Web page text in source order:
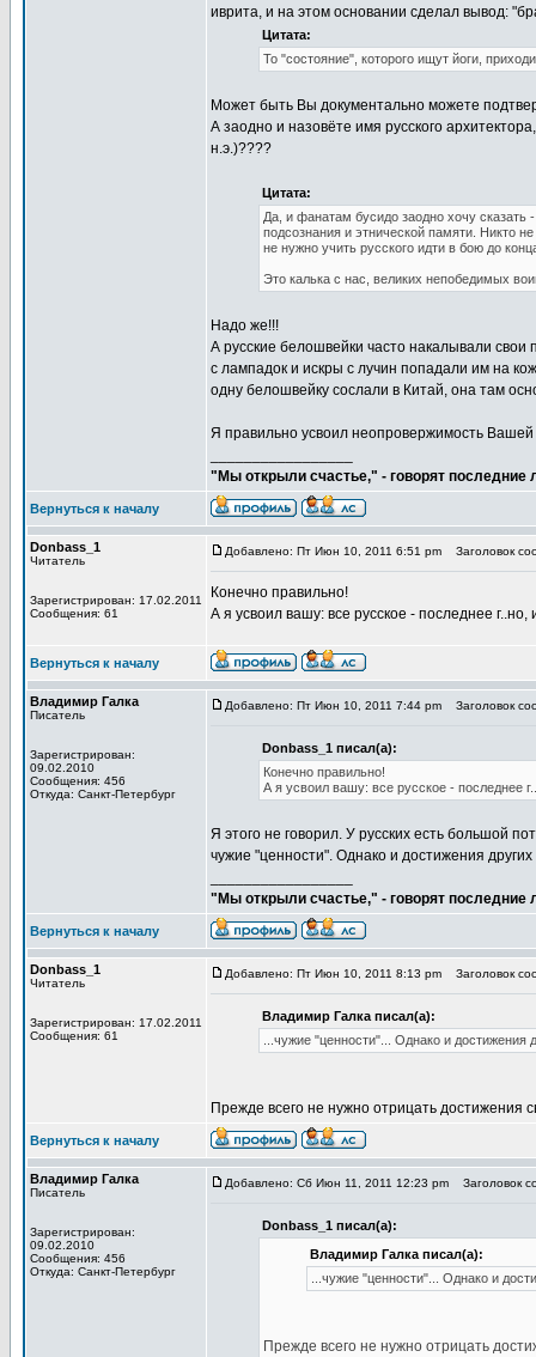
иврита, и на этом основании сделал вывод:
Цитата:
То "состояние", которого ищут йоги,
Может быть Вы документально можете
А заодно и назовёте имя русского
н.э.)????
Цитата:
Да, и фанатам бусидо заодно хочу сказать
подсознания и этнической памяти. Никто
не нужно учить русского идти в бою до
Это калька с нас, великих непобедимых
Надо же!!!
А русские белошвейки часто накалывали свои
с лампадок и искры с лучин попадали им на
одну белошвейку сослали в Китай, она там
Я правильно усвоил неопровержимость Вашей
"Мы открыли счастье," - говорят
Вернуться к началу
Donbass_1
Читатель
Зарегистрирован: 17.02.2011
Сообщения: 61
Добавлено: Пт Июн 10, 2011 6:51 pm Заголовок
Конечно правильно!
А я усвоил вашу: все русское - последнее
Вернуться к началу
Владимир Галка
Писатель
Зарегистрирован:
09.02.2010
Сообщения: 456
Откуда: Санкт-Петербург
Добавлено: Пт Июн 10, 2011 7:44 pm Заголовок
Donbass_1 писал(а):
Конечно правильно!
А я усвоил вашу: все русское - последнее
Я этого не говорил. У русских есть большой
чужие "ценности". Однако и достижения других
"Мы открыли счастье," - говорят
Вернуться к началу
Donbass_1
Читатель
Зарегистрирован: 17.02.2011
Сообщения: 61
Добавлено: Пт Июн 10, 2011 8:13 pm Заголовок
Владимир Галка писал(а):
...чужие "ценности"... Однако и достижения
Прежде всего не нужно отрицать достижения
Вернуться к началу
Владимир Галка
Писатель
Зарегистрирован:
09.02.2010
Сообщения: 456
Откуда: Санкт-Петербург
Добавлено: Сб Июн 11, 2011 12:23 pm Заголовок
Donbass_1 писал(а):
Владимир Галка писал(а):
...чужие "ценности"... Однако и
Прежде всего не нужно отрицать